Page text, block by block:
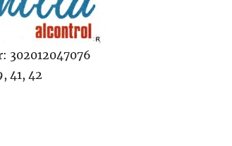
302012047076
41, 42